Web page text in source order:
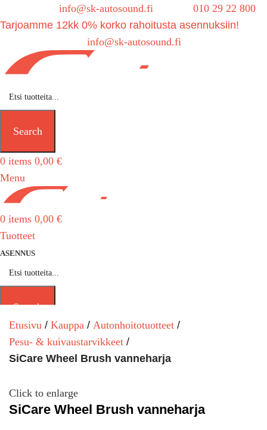
info@sk-autosound.fi
010 29 22 800
Tarjoamme 12kk 0% korko rahoitusta asennuksiin!
info@sk-autosound.fi
Search
0 items 0,00 €
Menu
0 items 0,00 €
Tuotteet
ASENNUS
Search
Etusivu
Kauppa
Autonhoitotuotteet
Pesu- & kuivaustarvikkeet
SiCare Wheel Brush vanneharja
Click to enlarge
SiCare Wheel Brush vanneharja